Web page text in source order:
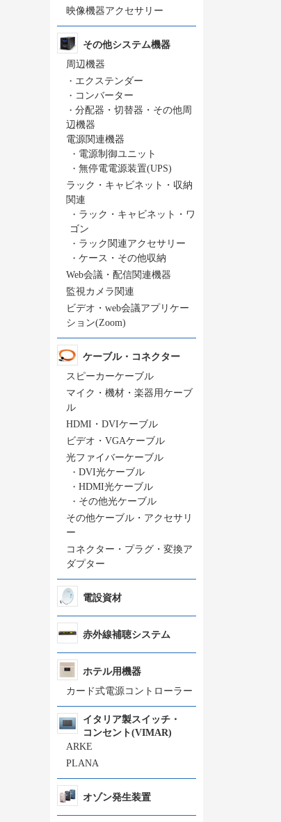
映像機器アクセサリー
その他システム機器
周辺機器
・ エクステンダー
・ コンバーター
・ 分配器・切替器・その他周
辺機器
電源関連機器
・ 電源制御ユニット
・ 無停電電源装置(UPS)
ラック・キャビネット・収納
関連
・ ラック・キャビネット・ワ
ゴン
・ ラック関連アクセサリー
・ ケース・その他収納
Web会議・配信関連機器
監視カメラ関連
ビデオ・web会議アプリケー
ション(Zoom)
ケーブル・コネクター
スピーカーケーブル
マイク・機材・楽器用ケーブ
ル
HDMI・DVIケーブル
ビデオ・VGAケーブル
光ファイバーケーブル
・ DVI光ケーブル
・ HDMI光ケーブル
・ その他光ケーブル
その他ケーブル・アクセサリ
ー
コネクター・プラグ・変換ア
ダプター
電設資材
赤外線補聴システム
ホテル用機器
カード式電源コントローラー
イタリア製スイッチ・
コンセント(VIMAR)
ARKE
PLANA
オゾン発生装置